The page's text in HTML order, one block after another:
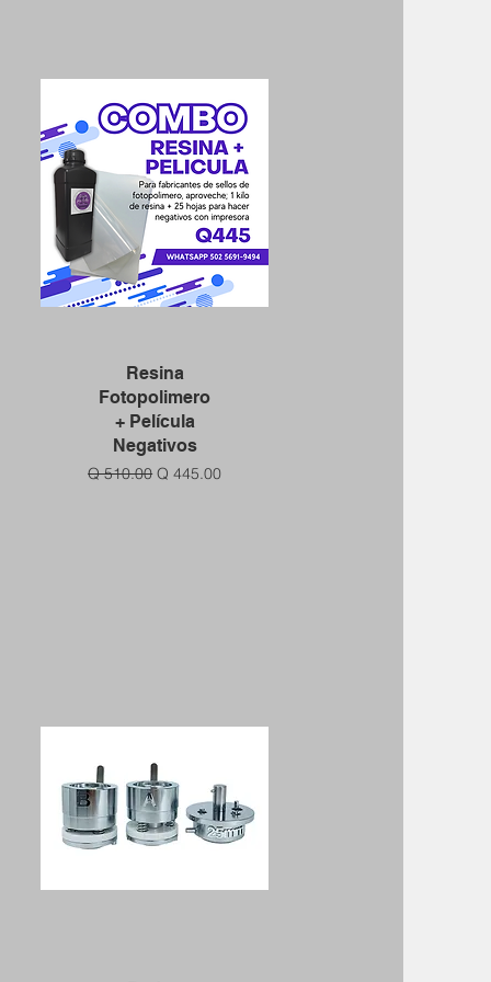
Vista rápida
Resina
Fotopolimero
+ Película
Negativos
Precio
Q 510.00 Precio de oferta
Q 445.00